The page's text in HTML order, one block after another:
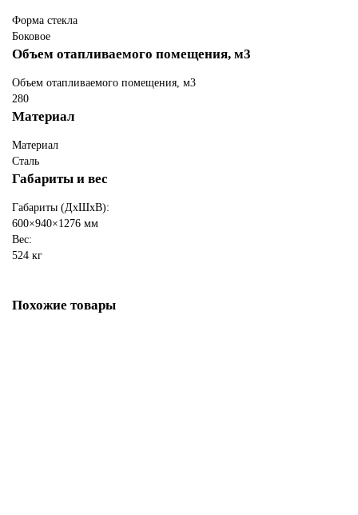
Форма стекла
Боковое
Объем отапливаемого помещения, м3
Объем отапливаемого помещения, м3
280
Материал
Материал
Сталь
Габариты и вес
Габариты (ДхШхВ):
600×940×1276 мм
Вес:
524 кг
Похожие товары